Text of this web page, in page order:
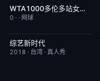
今日更新 7.0
WTA1000多伦多站女单第三轮：斯维托丽娜VS波塔波娃
0 · · 网球
本周更新
综艺新时代
2018 · 台湾· 真人秀